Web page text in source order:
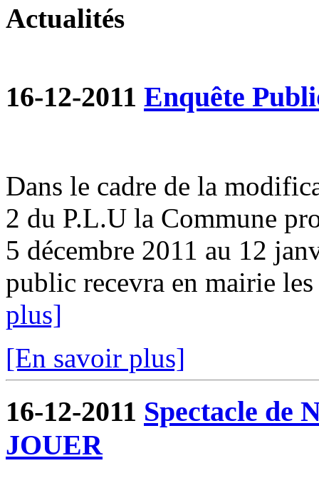
Actualités
16-12-2011 Enquête
Dans le cadre de la
2 du P.L.U la Commune
5 décembre 2011 au 12
public recevra en mairie
plus]
[En savoir plus]
16-12-2011 Spectacle de
JOUER